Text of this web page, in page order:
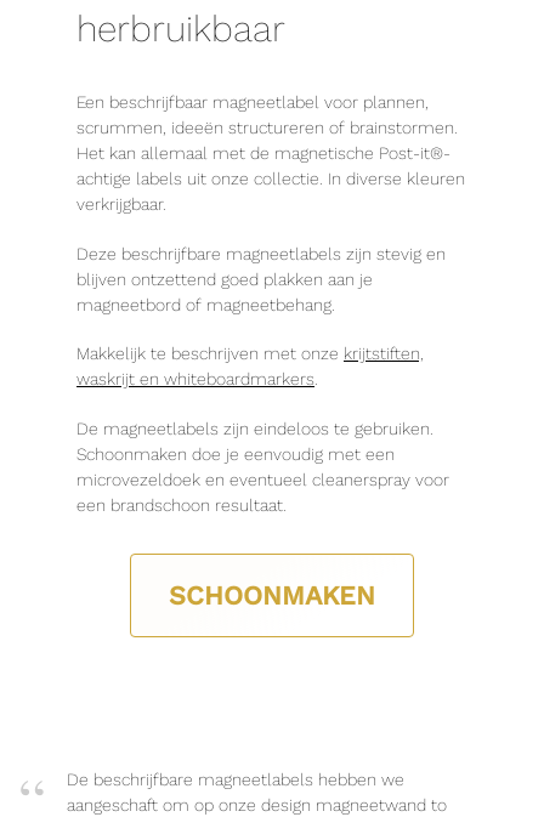
herbruikbaar
Een beschrijfbaar magneetlabel voor plannen,
scrummen, ideeën structureren of brainstormen.
Het kan allemaal met de magnetische Post-it®-
achtige labels uit onze collectie. In diverse kleuren
verkrijgbaar.
Deze beschrijfbare magneetlabels zijn stevig en
blijven ontzettend goed plakken aan je
magneetbord of magneetbehang.
Makkelijk te beschrijven met onze krijtstiften,
waskrijt en whiteboardmarkers
De magneetlabels zijn eindeloos te gebruiken.
Schoonmaken doe je eenvoudig met een
microvezeldoek en eventueel cleanerspray voor
een brandschoon resultaat.
SCHOONMAKEN
De beschrijfbare magneetlabels hebben we
aangeschaft om op onze design magneetwand to